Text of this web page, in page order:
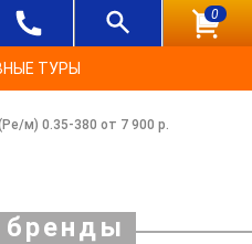
0
ТУРЫ
м) 0.35-380 от 7 900 р.